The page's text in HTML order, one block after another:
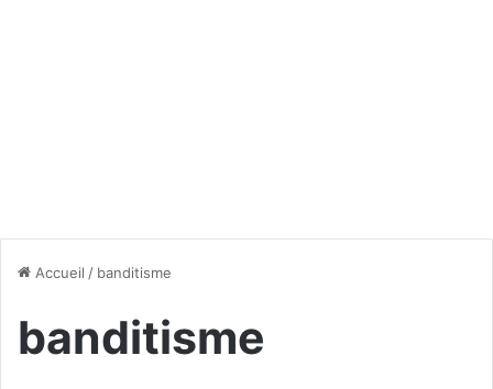
Accueil / banditisme
banditisme